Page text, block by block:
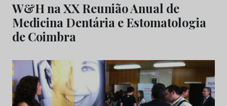
W&H na XX Reunião Anual de
Medicina Dentária e Estomatologia
de Coimbra